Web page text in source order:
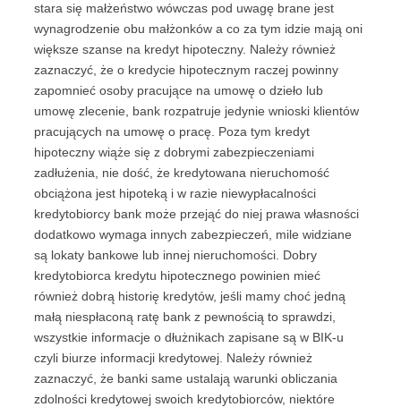
stara się małżeństwo wówczas pod uwagę brane jest
wynagrodzenie obu małżonków a co za tym idzie mają oni
większe szanse na kredyt hipoteczny. Należy również
zaznaczyć, że o kredycie hipotecznym raczej powinny
zapomnieć osoby pracujące na umowę o dzieło lub
umowę zlecenie, bank rozpatruje jedynie wnioski klientów
pracujących na umowę o pracę. Poza tym kredyt
hipoteczny wiąże się z dobrymi zabezpieczeniami
zadłużenia, nie dość, że kredytowana nieruchomość
obciążona jest hipoteką i w razie niewypłacalności
kredytobiorcy bank może przejąć do niej prawa własności
dodatkowo wymaga innych zabezpieczeń, mile widziane
są lokaty bankowe lub innej nieruchomości. Dobry
kredytobiorca kredytu hipotecznego powinien mieć
również dobrą historię kredytów, jeśli mamy choć jedną
małą niespłaconą ratę bank z pewnością to sprawdzi,
wszystkie informacje o dłużnikach zapisane są w BIK-u
czyli biurze informacji kredytowej. Należy również
zaznaczyć, że banki same ustalają warunki obliczania
zdolności kredytowej swoich kredytobiorców, niektóre